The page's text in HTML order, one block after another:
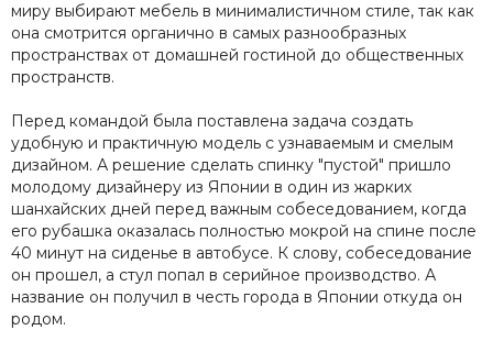
миру выбирают мебель в минималистичном стиле, так как
она смотрится органично в самых разнообразных
пространствах от домашней гостиной до общественных
пространств.
Перед командой была поставлена задача создать
удобную и практичную модель с узнаваемым и смелым
дизайном. А решение сделать спинку "пустой" пришло
молодому дизайнеру из Японии в один из жарких
шанхайских дней перед важным собеседованием, когда
его рубашка оказалась полностью мокрой на спине после
40 минут на сиденье в автобусе. К слову, собеседование
он прошел, а стул попал в серийное производство. А
название он получил в честь города в Японии откуда он
родом.